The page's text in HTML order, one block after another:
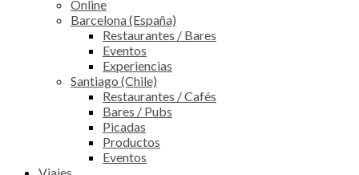
Online
Barcelona (España)
Restaurantes / Bares
Eventos
Experiencias
Santiago (Chile)
Restaurantes / Cafés
Bares / Pubs
Picadas
Productos
Eventos